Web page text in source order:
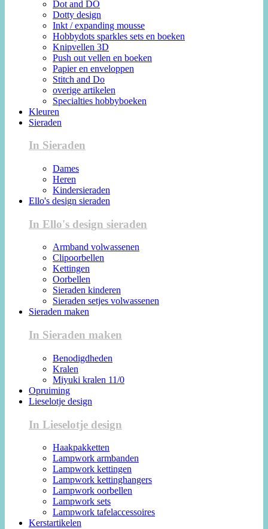
Dot and DO
Dotty design
Inkt / expanding mousse
Hobbydots sparkles sets en boeken
Knipvellen 3D
Push out vellen en boeken
Papier en enveloppen
Stitch and Do
overige artikelen
Specialties hobbyboeken
Kleuren
Sieraden
In Sieraden
Dames
Heren
Kindersieraden
Ello's design sieraden
In Ello's design sieraden
Armband volwassenen
Clipoorbellen
Kettingen
Oorbellen
Sieraden kinderen
Sieraden setjes volwassenen
Sieraden maken
In Sieraden maken
Benodigdheden
Kralen
Miyuki kralen 11/0
Opruiming
Lieselotje design
In Lieselotje design
Haakpakketten
Lampwork armbanden
Lampwork kettingen
Lampwork kettinghangers
Lampwork oorbellen
Lampwork sets
Lampwork tafelaccessoires
Kerstartikelen